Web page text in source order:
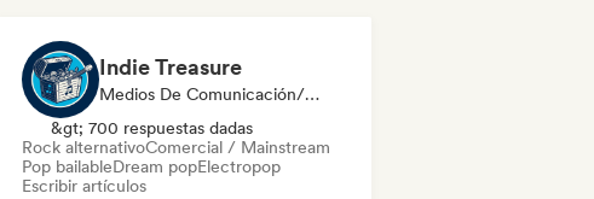
Indie Treasure
Medios De Comunicación/Periodista
&gt; 700 respuestas dadas
Rock alternativoComercial / Mainstream
Pop bailableDream popElectropop
Escribir artículos